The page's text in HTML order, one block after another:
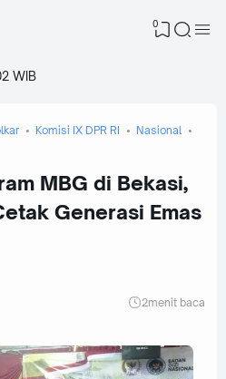
0
WIB
Komisi IX DPR RI
Nasional
MBG di Bekasi,
Generasi Emas
2menit baca